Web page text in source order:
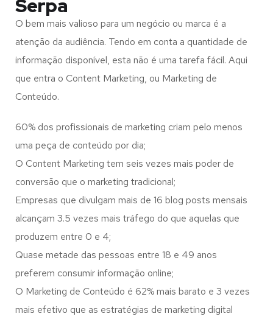
Serpa
O bem mais valioso para um negócio ou marca é a
atenção da audiência. Tendo em conta a quantidade de
informação disponível, esta não é uma tarefa fácil. Aqui
que entra o Content Marketing, ou Marketing de
Conteúdo.
60% dos profissionais de marketing criam pelo menos
uma peça de conteúdo por dia;
O Content Marketing tem seis vezes mais poder de
conversão que o marketing tradicional;
Empresas que divulgam mais de 16 blog posts mensais
alcançam 3.5 vezes mais tráfego do que aquelas que
produzem entre 0 e 4;
Quase metade das pessoas entre 18 e 49 anos
preferem consumir informação online;
O Marketing de Conteúdo é 62% mais barato e 3 vezes
mais efetivo que as estratégias de marketing digital